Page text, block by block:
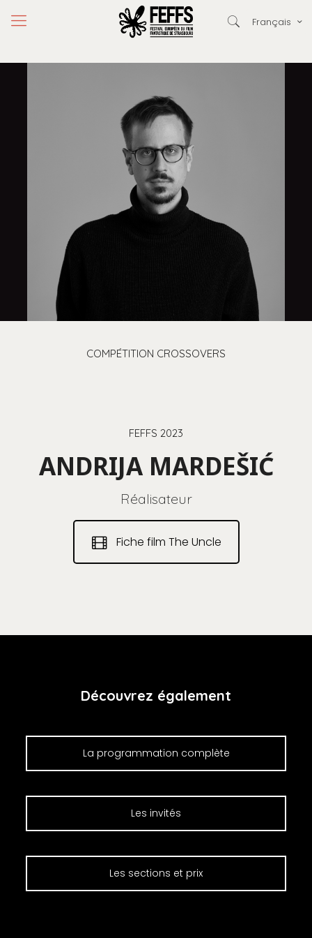
Français
COMPÉTITION CROSSOVERS
FEFFS 2023
ANDRIJA MARDEŠIĆ
Réalisateur
Fiche film The Uncle
Découvrez également
La programmation complète
Les invités
Les sections et prix